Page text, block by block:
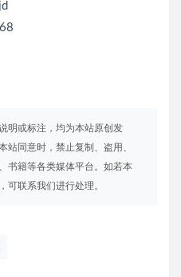
明或标注，均为本站原创发
站同意时，禁止复制、盗用、
书籍等各类媒体平台。如若本
可联系我们进行处理。